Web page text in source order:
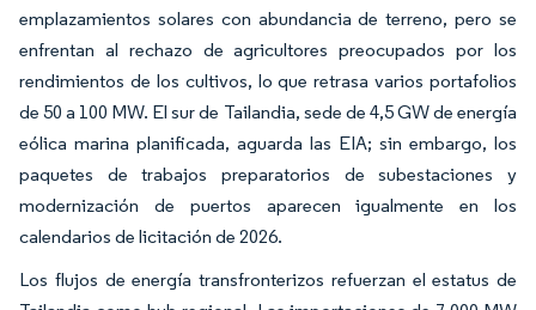
emplazamientos solares con abundancia de terreno, pero se
enfrentan al rechazo de agricultores preocupados por los
rendimientos de los cultivos, lo que retrasa varios portafolios
de 50 a 100 MW. El sur de Tailandia, sede de 4,5 GW de energía
eólica marina planificada, aguarda las EIA; sin embargo, los
paquetes de trabajos preparatorios de subestaciones y
modernización de puertos aparecen igualmente en los
calendarios de licitación de 2026.
Los flujos de energía transfronterizos refuerzan el estatus de